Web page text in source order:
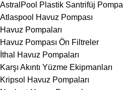
AstralPool Plastik Santrifüj Pompa
Atlaspool Havuz Pompası
Havuz Pompaları
Havuz Pompası Ön Filtreler
İthal Havuz Pompaları
Karşı Akıntı Yüzme Ekipmanları
Kripsol Havuz Pompaları